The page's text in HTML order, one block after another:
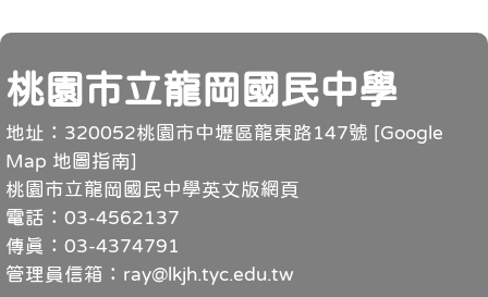
頁尾
桃園市立龍岡國民中學
地址：320052桃園市中壢區龍東路147號 [Google
Map 地圖指南]
桃園市立龍岡國民中學英文版網頁
電話：03-4562137
傳真：03-4374791
管理員信箱：ray@lkjh.tyc.edu.tw